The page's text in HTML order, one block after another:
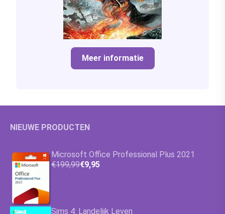
Meer informatie
NIEUWE PRODUCTEN
Microsoft Office Professional Plus 2021
€199,99€9,95
Sims 4: Landelijk Leven